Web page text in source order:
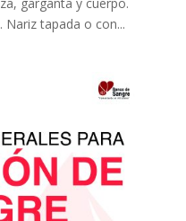
Nariz tapada o con...